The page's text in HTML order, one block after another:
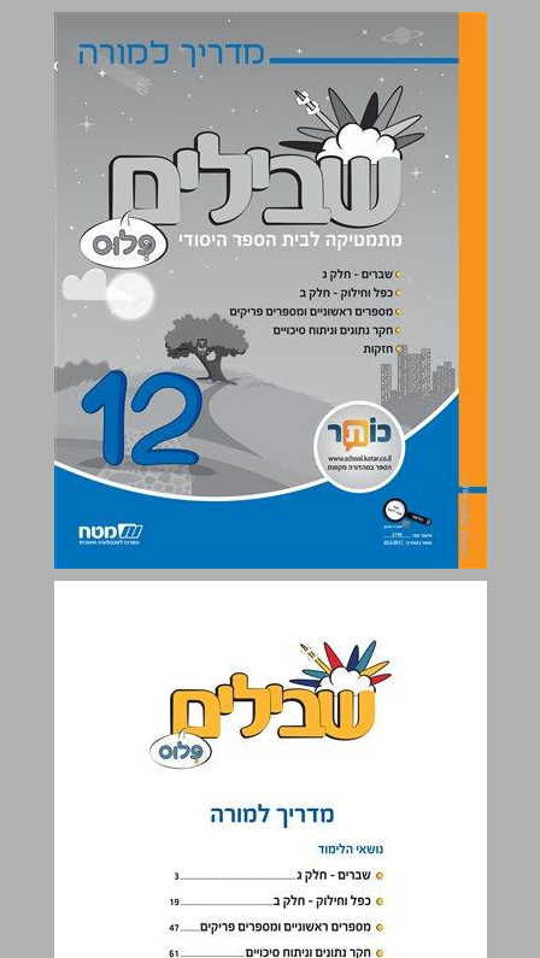
שבילים פלוס 12 מדריך למורה ... 0
נושאי הלימוד ... 1